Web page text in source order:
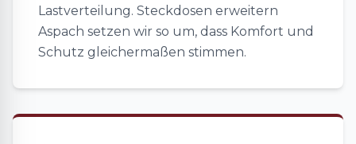
Lastverteilung. Steckdosen erweitern
Aspach setzen wir so um, dass Komfort und
Schutz gleichermaßen stimmen.